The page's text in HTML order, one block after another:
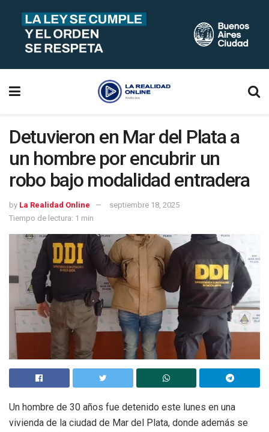
Detuvieron en Mar del Plata a
un hombre por encubrir un
robo bajo modalidad entradera
by La Realidad Online
septiembre 18, 2025
Tiempo de lectura: 1 min
Un hombre de 30 años fue detenido este lunes en una
vivienda de la ciudad de Mar del Plata, donde además se